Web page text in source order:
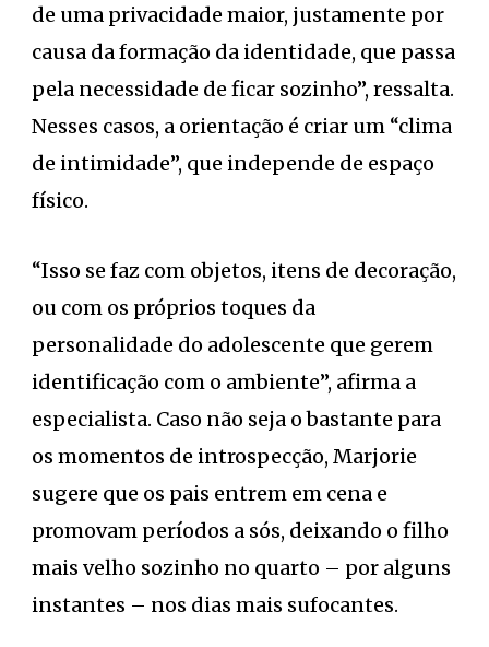
de uma privacidade maior, justamente por
causa da formação da identidade, que passa
pela necessidade de ficar sozinho”, ressalta.
Nesses casos, a orientação é criar um “clima
de intimidade”, que independe de espaço
físico.
“Isso se faz com objetos, itens de decoração,
ou com os próprios toques da
personalidade do adolescente que gerem
identificação com o ambiente”, afirma a
especialista. Caso não seja o bastante para
os momentos de introspecção, Marjorie
sugere que os pais entrem em cena e
promovam períodos a sós, deixando o filho
mais velho sozinho no quarto – por alguns
instantes – nos dias mais sufocantes.